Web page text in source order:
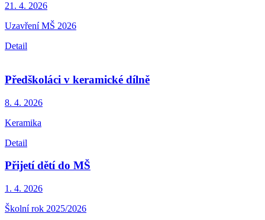
21. 4. 2026
Uzavření MŠ 2026
Detail
Předškoláci v keramické dílně
8. 4. 2026
Keramika
Detail
Přijetí dětí do MŠ
1. 4. 2026
Školní rok 2025/2026